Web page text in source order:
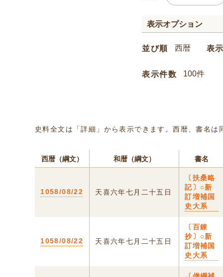
表示オプション
並び順 表
表示件数
史料全文は「詳細」から表示できます。西暦、書名
西暦（綱文） 和暦（綱文） 書名
1058/08/22 天喜六年七月二十五日
〔扶桑略
記〕○新
訂増補国
史大系
1058/08/22 天喜六年七月二十五日
〔百錬
抄〕○新
訂増補国
史大系